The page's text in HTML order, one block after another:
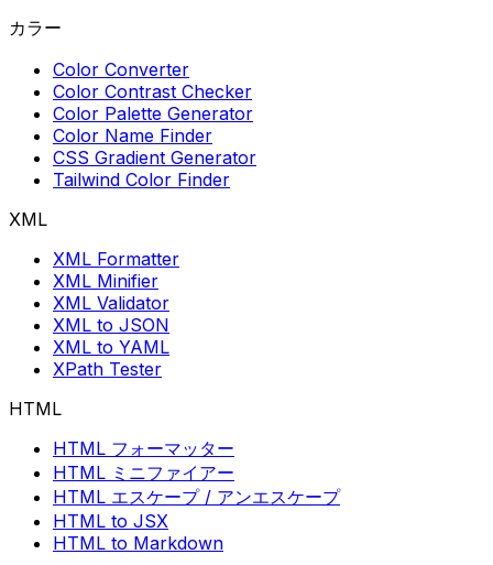
カラー
Color Converter
Color Contrast Checker
Color Palette Generator
Color Name Finder
CSS Gradient Generator
Tailwind Color Finder
XML
XML Formatter
XML Minifier
XML Validator
XML to JSON
XML to YAML
XPath Tester
HTML
HTML フォーマッター
HTML ミニファイアー
HTML エスケープ / アンエスケープ
HTML to JSX
HTML to Markdown